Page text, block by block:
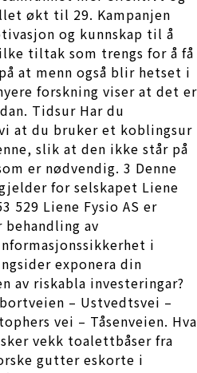
økt til 29. Kampanjen
og kunnskap til å
tiltak som trengs for å få
at menn også blir hetset i
forskning viser at det er
Tidsur Har du
at du bruker et koblingsur
slik at den ikke står på
er nødvendig. 3 Denne
for selskapet Liene
529 Liene Fysio AS er
behandling av
i
exponera din
av riskabla investeringar?
– Ustvedtsvei –
vei – Tåsenveien. Hva
vekk toalettbåser fra
gutter eskorte i